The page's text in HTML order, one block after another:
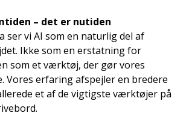
– det er nutiden
ser vi AI som en naturlig del af
Ikke som en erstatning for
som et værktøj, der gør vores
Vores erfaring afspejler en bredere
et af de vigtigste værktøjer på